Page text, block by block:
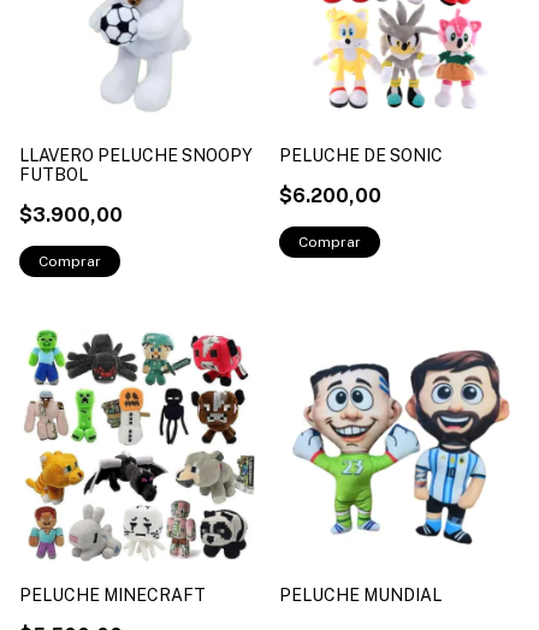
LLAVERO PELUCHE SNOOPY
FUTBOL
$3.900,00
PELUCHE DE SONIC
$6.200,00
PELUCHE MINECRAFT PELUCHE MUNDIAL